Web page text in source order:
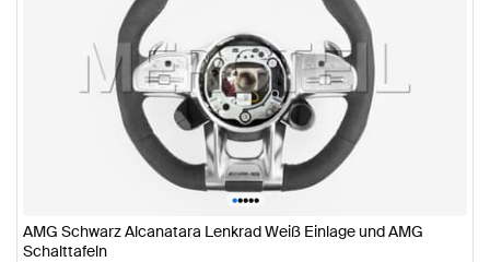
•••••
AMG Schwarz Alcanatara Lenkrad Weiß Einlage und AMG
Schalttafeln